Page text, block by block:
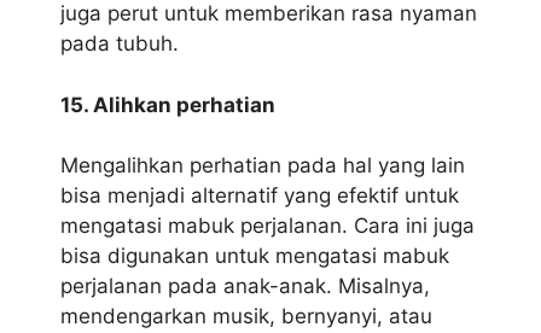
juga perut untuk memberikan rasa nyaman
pada tubuh.
15. Alihkan perhatian
Mengalihkan perhatian pada hal yang lain
bisa menjadi alternatif yang efektif untuk
mengatasi mabuk perjalanan. Cara ini juga
bisa digunakan untuk mengatasi mabuk
perjalanan pada anak-anak. Misalnya,
mendengarkan musik, bernyanyi, atau